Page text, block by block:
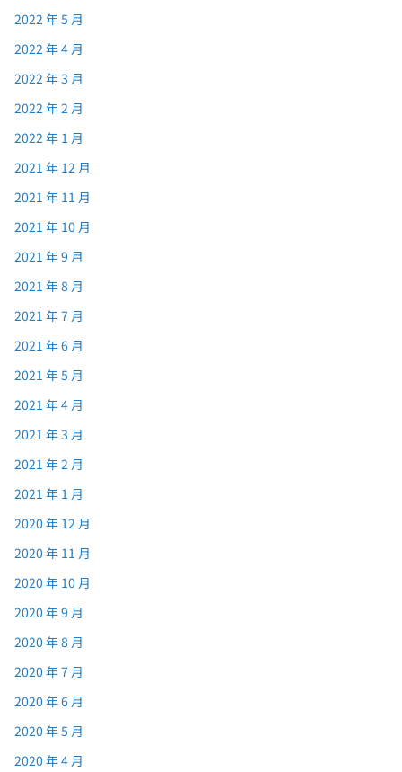
2022 年 5 月
2022 年 4 月
2022 年 3 月
2022 年 2 月
2022 年 1 月
2021 年 12 月
2021 年 11 月
2021 年 10 月
2021 年 9 月
2021 年 8 月
2021 年 7 月
2021 年 6 月
2021 年 5 月
2021 年 4 月
2021 年 3 月
2021 年 2 月
2021 年 1 月
2020 年 12 月
2020 年 11 月
2020 年 10 月
2020 年 9 月
2020 年 8 月
2020 年 7 月
2020 年 6 月
2020 年 5 月
2020 年 4 月